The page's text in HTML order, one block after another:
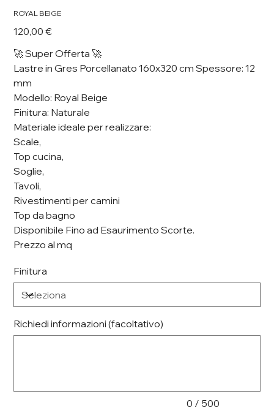
ROYAL BEIGE
Prezzo
120,00 €
🚀 Super Offerta 🚀
Lastre in Gres Porcellanato 160x320 cm Spessore: 12
mm
Modello: Royal Beige
Finitura: Naturale
Materiale ideale per realizzare:
Scale,
Top cucina,
Soglie,
Tavoli,
Rivestimenti per camini
Top da bagno
Disponibile Fino ad Esaurimento Scorte.
Prezzo al mq
Finitura
Richiedi informazioni (facoltativo)
0 / 500